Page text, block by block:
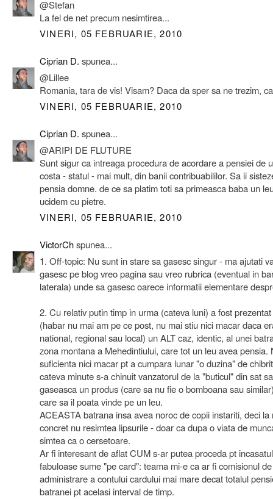
@Stefan
La fel de net precum nesimtirea...
VINERI, 05 FEBRUARIE, 2010
Ciprian D. spunea...
@Lillee
Romania, tara de vis! Visam? Daca da sper sa ne trezim,
VINERI, 05 FEBRUARIE, 2010
Ciprian D. spunea...
@ARIPI DE FLUTURE
Sunt sigur ca intreaga procedura de acordare a pensiei de
costa - statul - mai mult, din banii contribuabililor. Sa ii
pensia domne. de ce sa platim toti sa primeasca baba un
ucidem cu pietre.
VINERI, 05 FEBRUARIE, 2010
VictorChspunea...
1. Off-topic: Nu sunt in stare sa gasesc singur - ma ajutati
gasesc pe blog vreo pagina sau vreo rubrica (eventual in
laterala) unde sa gasesc oarece informatii elementare
2. Cu relativ putin timp in urma (cateva luni) a fost
(habar nu mai am pe ce post, nu mai stiu nici macar daca
national, regional sau local) un ALT caz, identic, al unei
zona montana a Mehedintiului, care tot un leu avea pensia.
suficienta nici macar pt a cumpara lunar "o duzina" de
cateva minute s-a chinuit vanzatorul de la "buticul" din sat sa
gaseasca un produs (care sa nu fie o bomboana sau
care sa il poata vinde pe un leu.
ACEASTA batrana insa avea noroc de copii instariti, deci la
concret nu resimtea lipsurile - doar ca dupa o viata de
simtea ca o cersetoare.
Ar fi interesant de aflat CUM s-ar putea proceda pt
fabuloase sume "pe card": teama mi-e ca ar fi comisionul de
administrare a contului cardului mai mare decat totalul
batranei pt acelasi interval de timp.